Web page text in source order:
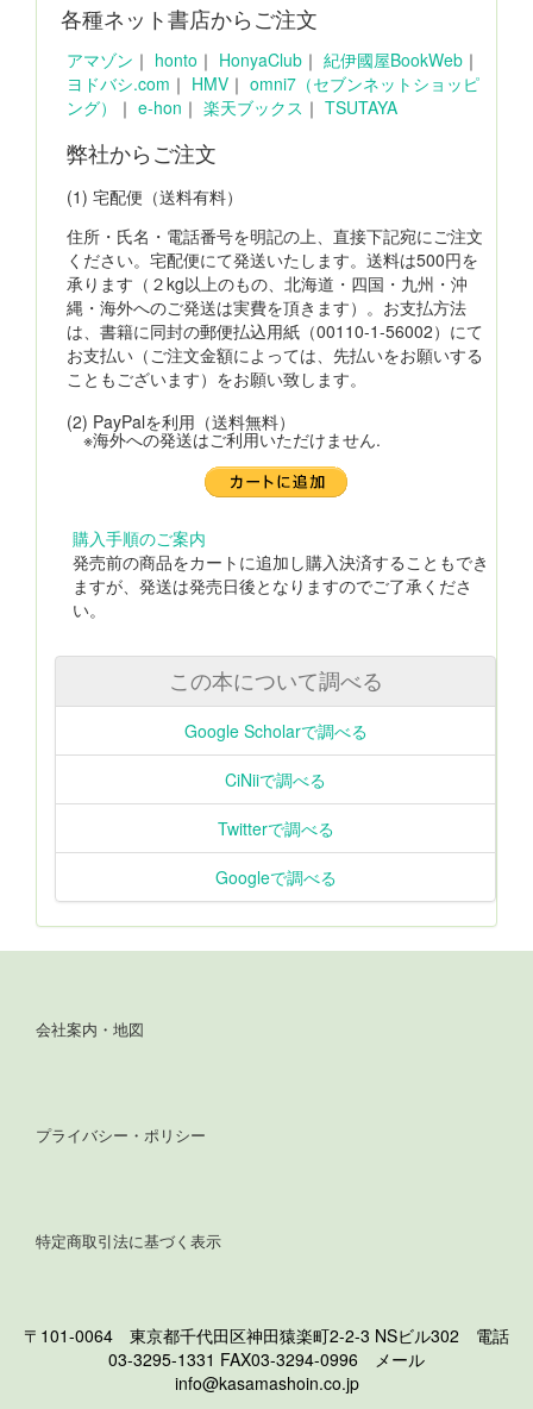
各種ネット書店からご注文
アマゾン ｜ honto ｜ HonyaClub ｜ 紀伊國屋BookWeb ｜
ヨドバシ.com ｜ HMV ｜ omni7（セブンネットショッピ
ング）
｜ e-hon ｜ 楽天ブックス ｜ TSUTAYA
弊社からご注文
(1) 宅配便（送料有料）
住所・氏名・電話番号を明記の上、直接下記宛にご注文
ください。宅配便にて発送いたします。送料は500円を
承ります（２kg以上のもの、北海道・四国・九州・沖
縄・海外へのご発送は実費を頂きます）。お支払方法
は、書籍に同封の郵便払込用紙（00110-1-56002）にて
お支払い（ご注文金額によっては、先払いをお願いする
こともございます）をお願い致します。
(2) PayPalを利用（送料無料）
※海外への発送はご利用いただけません.
購入手順のご案内
発売前の商品をカートに追加し購入決済することもでき
ますが、発送は発売日後となりますのでご了承くださ
い。
この本について調べる
Google Scholarで調べる
CiNiiで調べる
Twitterで調べる
Googleで調べる
会社案内・地図
プライバシー・ポリシー
特定商取引法に基づく表示
〒101-0064 東京都千代田区神田猿楽町2-2-3 NSビル302 電話
03-3295-1331 FAX03-3294-0996 メール
info@kasamashoin.co.jp